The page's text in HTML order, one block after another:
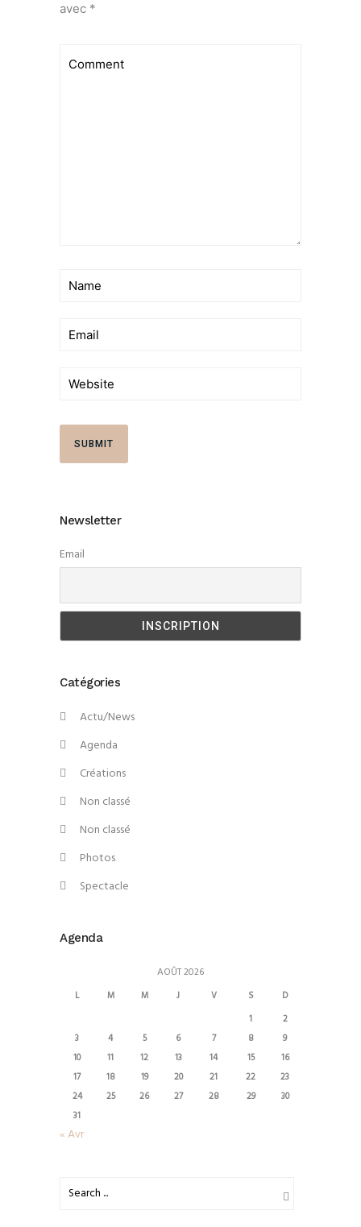
avec *
Newsletter
Email
Catégories
Actu/News
Agenda
Créations
Non classé
Non classé
Photos
Spectacle
Agenda
AOÛT 2026
L M M J V S
D
1
2
3
4 5 6 7 8
9
10
11 12 13 14 15
16
17
18 19 20 21 22
23
24
25 26 27 28 29
30
31
« Avr